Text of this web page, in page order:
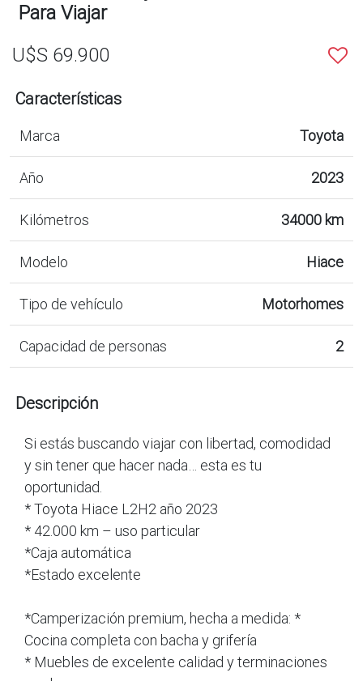
Para Viajar
U$S 69.900
Características
Marca Toyota
Año 2023
Kilómetros 34000 km
Modelo Hiace
Tipo de vehículo Motorhomes
Capacidad de personas 2
Descripción
Si estás buscando viajar con libertad, comodidad
y sin tener que hacer nada… esta es tu
oportunidad.
* Toyota Hiace L2H2 año 2023
* 42.000 km – uso particular
*Caja automática
*Estado excelente
*Camperización premium, hecha a medida: *
Cocina completa con bacha y grifería
* Muebles de excelente calidad y terminaciones